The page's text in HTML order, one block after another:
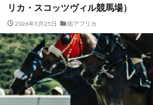
リカ・スコッツヴィル競馬場）
2026年5月25日 南アフリカ